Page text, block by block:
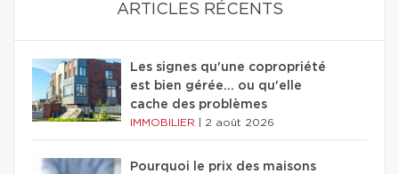
ARTICLES RÉCENTS
Les signes qu'une copropriété
est bien gérée… ou qu'elle
cache des problèmes
IMMOBILIER 2 août 2026
Pourquoi le prix des maisons